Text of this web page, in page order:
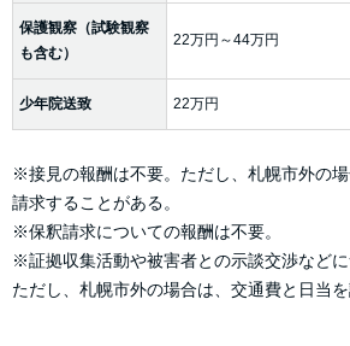
保護観察（試験観察
も含む）
22万円～44万円
少年院送致 22万円
※接見の報酬は不要。ただし、札幌市外の
請求することがある。
※保釈請求についての報酬は不要。
※証拠収集活動や被害者との示談交渉などに
ただし、札幌市外の場合は、交通費と日当を